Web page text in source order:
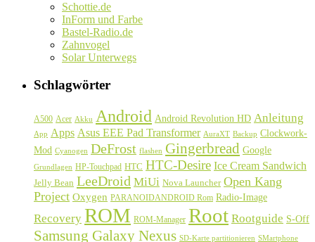
Schottie.de
InForm und Farbe
Bastel-Radio.de
Zahnvogel
Solar Unterwegs
Schlagwörter
A500 Acer Akku Android Android Revolution HD Anleitung
App Apps Asus EEE Pad Transformer AuraXT Backup Clockwork-
Mod Cyanogen DeFrost flashen Gingerbread Google
Grundlagen HP-Touchpad HTC HTC-Desire Ice Cream Sandwich
Jelly Bean LeeDroid MiUi Nova Launcher Open Kang
Project Oxygen PARANOIDANDROID Rom Radio-Image
Recovery ROM ROM-Manager Root Rootguide S-Off
Samsung Galaxy Nexus SD-Karte partitionieren SMartphone